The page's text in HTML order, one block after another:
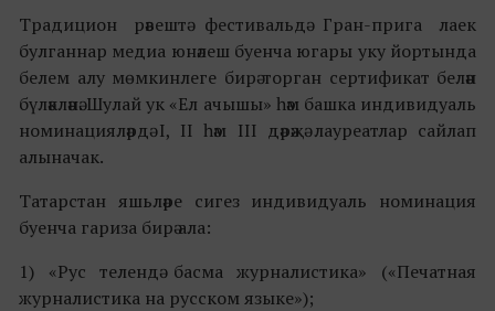
Традицион рәвештә фестивальдә Гран-прига лаек
булганнар медиа юнәлеш буенча югары уку йортында
белем алу мөмкинлеге бирә торган сертификат белән
бүләкләнә. Шулай ук «Ел ачышы» һәм башка индивидуаль
номинацияләрдә I, II һәм III дәрәҗә лауреатлар сайлап
алыначак.
Татарстан яшьләре сигез индивидуаль номинация
буенча гариза бирә ала:
1) «Рус телендә басма журналистика» («Печатная
журналистика на русском языке»);